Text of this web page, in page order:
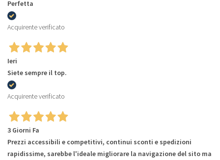
Perfetta
Acquirente verificato
Ieri
Siete sempre il top.
Acquirente verificato
3 Giorni Fa
Prezzi accessibili e competitivi, continui sconti e spedizioni
rapidissime, sarebbe l'ideale migliorare la navigazione del sito ma